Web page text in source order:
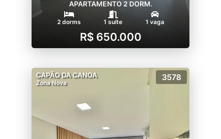
APARTAMENTO 2 DORM.
2 dorms 1 suíte 1 vaga
R$ 650.000
CAPÃO DA CANOA
Zona Nova
3578